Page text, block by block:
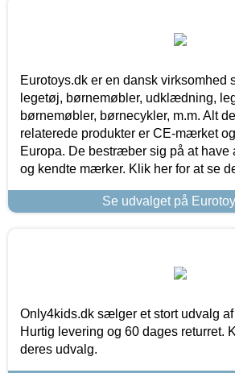
Eurotoys.dk er en dansk virksomhed
legetøj, børnemøbler, udklædning,
børnemøbler, børnecykler, m.m. Alt
relaterede produkter er CE-mærket
Europa. De bestræber sig på at
og kendte mærker. Klik her for at se
Se udvalget på
Only4kids.dk sælger et stort udvalg
Hurtig levering og 60 dages returret.
deres udvalg.